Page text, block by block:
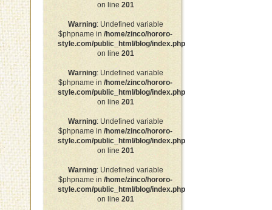
on line 201
Warning: Undefined variable
$phpname in /home/zinco/hororo-
style.com/public_html/blog/index.php
on line 201
Warning: Undefined variable
$phpname in /home/zinco/hororo-
style.com/public_html/blog/index.php
on line 201
Warning: Undefined variable
$phpname in /home/zinco/hororo-
style.com/public_html/blog/index.php
on line 201
Warning: Undefined variable
$phpname in /home/zinco/hororo-
style.com/public_html/blog/index.php
on line 201